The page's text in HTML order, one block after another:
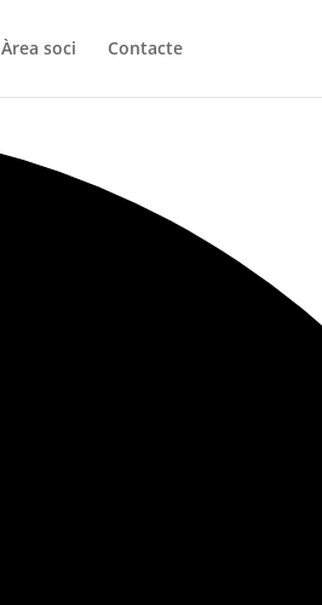
Àrea soci Contacte